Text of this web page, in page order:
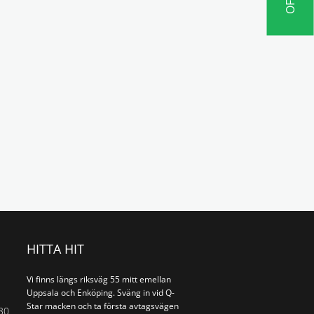
HITTA HIT
Vi finns längs riksväg 55 mitt emellan
Uppsala och Enköping. Sväng in vid Q-
Star macken och ta första avtagsvägen